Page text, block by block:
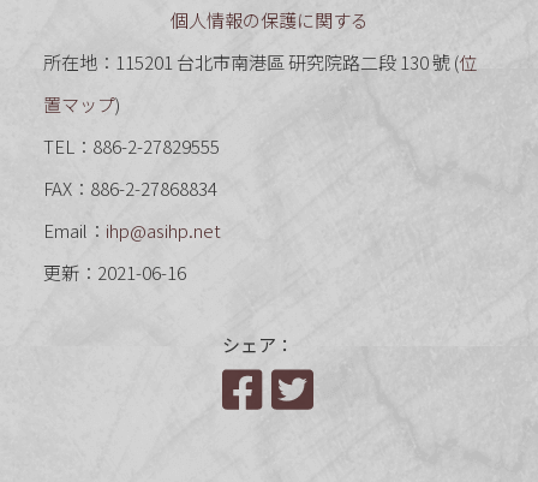
個人情報の保護に関する
所在地：115201 台北市南港區 研究院路二段 130 號 (位
置マップ)
TEL：886-2-27829555
FAX：886-2-27868834
Email： ihp@asihp.net
更新：2021-06-16
シェア：
Facebook